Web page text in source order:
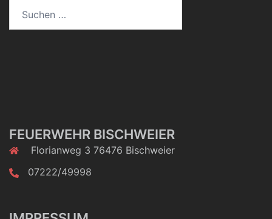
FEUERWEHR BISCHWEIER
Florianweg 3 76476 Bischweier
07222/49998